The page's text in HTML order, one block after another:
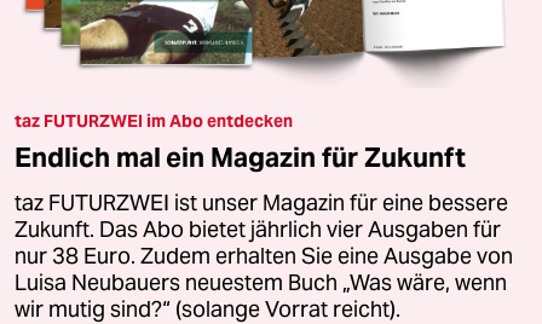
taz FUTURZWEI im Abo entdecken
Endlich mal ein Magazin für Zukunft
taz FUTURZWEI ist unser Magazin für eine bessere
Zukunft. Das Abo bietet jährlich vier Ausgaben für
nur 38 Euro. Zudem erhalten Sie eine Ausgabe von
Luisa Neubauers neuestem Buch „Was wäre, wenn
wir mutig sind?“ (solange Vorrat reicht).